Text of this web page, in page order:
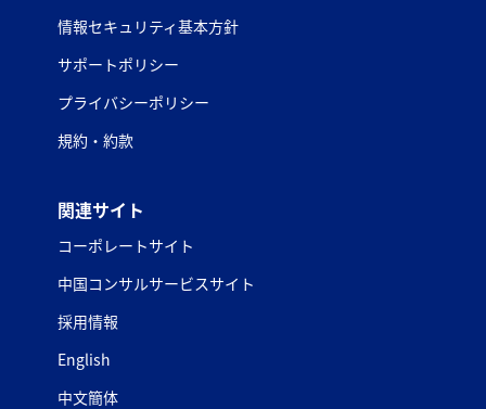
情報セキュリティ基本方針
サポートポリシー
プライバシーポリシー
規約・約款
関連サイト
コーポレートサイト
中国コンサルサービスサイト
採用情報
English
中文簡体